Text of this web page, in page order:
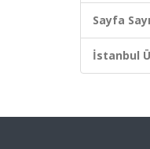
Sayfa
İstanbul